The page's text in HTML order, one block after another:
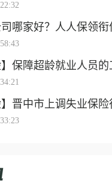
哪家好？人人保领衔
】保障超龄就业人员
】晋中市上调失业保